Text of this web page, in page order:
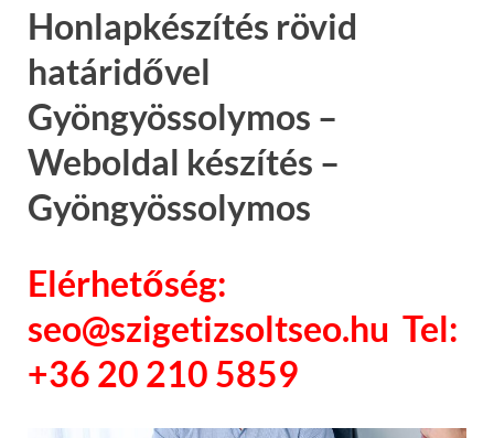
Honlapkészítés rövid
határidővel
Gyöngyössolymos –
Weboldal készítés –
Gyöngyössolymos
Elérhetőség:
seo@szigetizsoltseo.hu Tel:
+36 20 210 5859